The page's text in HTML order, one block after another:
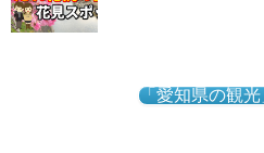
「愛知県の観